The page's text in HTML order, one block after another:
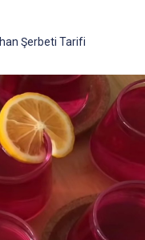
Şerbeti Tarifi